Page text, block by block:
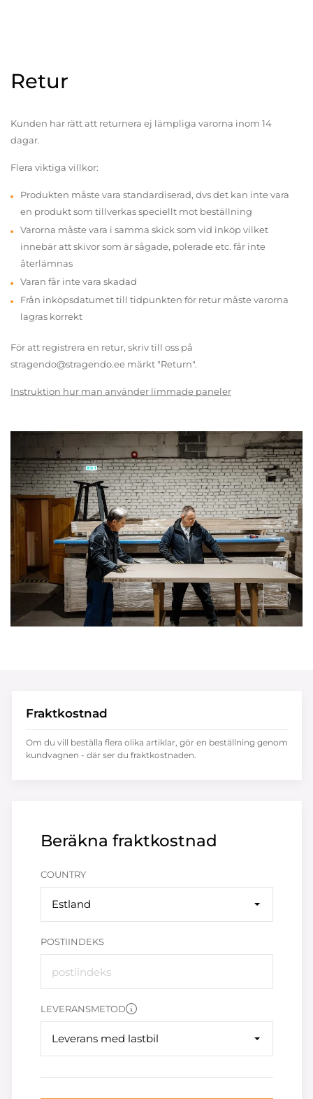
Retur
Kunden har rätt att returnera ej lämpliga varorna inom 14
dagar.
Flera viktiga villkor:
Produkten måste vara standardiserad, dvs det kan inte vara
en produkt som tillverkas speciellt mot beställning
Varorna måste vara i samma skick som vid inköp vilket
innebär att skivor som är sågade, polerade etc. får inte
återlämnas
Varan får inte vara skadad
Från inköpsdatumet till tidpunkten för retur måste varorna
lagras korrekt
För att registrera en retur, skriv till oss på
stragendo@stragendo.ee märkt "Return".
Instruktion hur man använder limmade paneler
Beräkna fraktkostnad
COUNTRY
Estland
POSTIINDEKS
LEVERANSMETOD
Leverans med lastbil
Fraktkostnad
Om du vill beställa flera olika artiklar, gör en beställning genom
kundvagnen - där ser du fraktkostnaden.